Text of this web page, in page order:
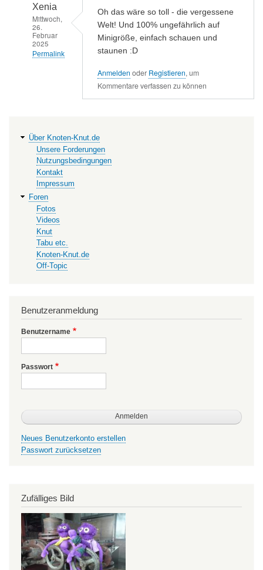
Xenia
Mittwoch,
26.
Februar
2025
Permalink
auf
den…
von
Juergen
Oh das wäre so toll - die vergessene
Welt! Und 100% ungefährlich auf
Minigröße, einfach schauen und
staunen :D
Anmelden oder Registieren, um
Kommentare verfassen zu können
Hauptnavigation
Über Knoten-Knut.de
Unsere Forderungen
Nutzungsbedingungen
Kontakt
Impressum
Foren
Fotos
Videos
Knut
Tabu etc.
Knoten-Knut.de
Off-Topic
Benutzeranmeldung
Benutzername
Passwort
Neues Benutzerkonto erstellen
Passwort zurücksetzen
Zufälliges Bild